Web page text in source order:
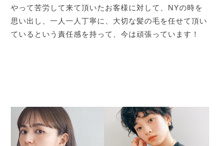
やって苦労して来て頂いたお客様に対して、NYの時を
思い出し、一人一人丁寧に、大切な髪の毛を任せて頂い
ているという責任感を持って、今は頑張っています！